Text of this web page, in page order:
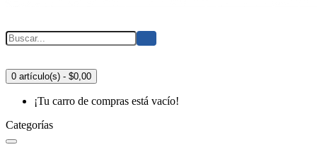
0 artículo(s) - $0,00
¡Tu carro de compras está vacío!
Categorías